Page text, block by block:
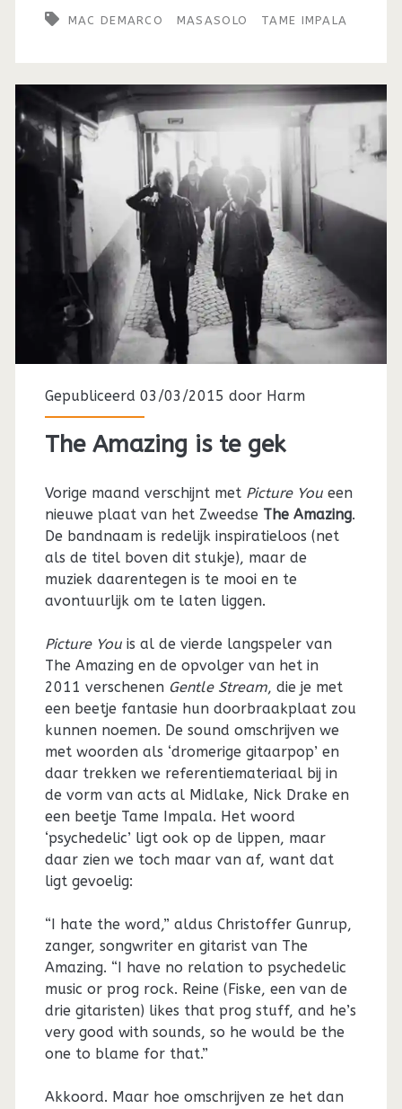
MAC DEMARCO MASASOLO TAME IMPALA
Gepubliceerd 03/03/2015 door Harm
The Amazing is te gek
Vorige maand verschijnt met Picture Youeen
nieuwe plaat van het Zweedse The Amazing.
De bandnaam is redelijk inspiratieloos (net
als de titel boven dit stukje), maar de
muziek daarentegen is te mooi en te
avontuurlijk om te laten liggen.
Picture Youis al de vierde langspeler van
The Amazing en de opvolger van het in
2011 verschenen Gentle Stream, die je met
een beetje fantasie hun doorbraakplaat zou
kunnen noemen. De sound omschrijven we
met woorden als ‘dromerige gitaarpop’ en
daar trekken we referentiemateriaal bij in
de vorm van acts al Midlake, Nick Drake en
een beetje Tame Impala. Het woord
‘psychedelic’ ligt ook op de lippen, maar
daar zien we toch maar van af, want dat
ligt gevoelig:
“I hate the word,” aldus Christoffer Gunrup,
zanger, songwriter en gitarist van The
Amazing. “I have no relation to psychedelic
music or prog rock. Reine (Fiske, een van de
drie gitaristen) likes that prog stuff, and he’s
very good with sounds, so he would be the
one to blame for that.”
Akkoord. Maar hoe omschrijven ze het dan